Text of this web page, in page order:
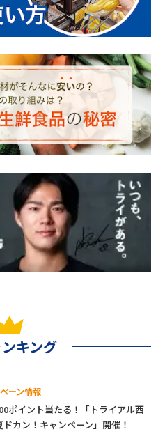
キング
ーン情報
ポイント当たる！「トライアル西
ドカン！キャンペーン」開催！